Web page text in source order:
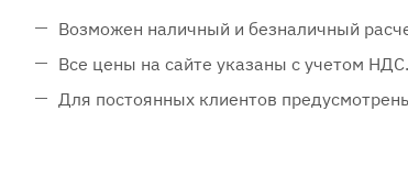
Возможен наличный и безналичный
Все цены на сайте указаны с учетом НДС.
Для постоянных клиентов